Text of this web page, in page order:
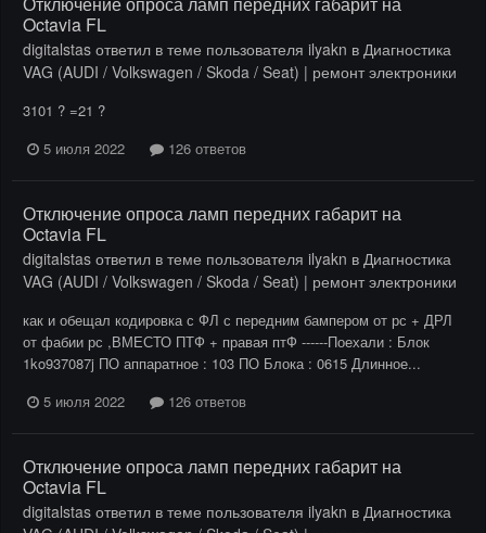
Octavia FL
digitalstas ответил в теме пользователя ilyakn в Диагностика
VAG (AUDI / Volkswagen / Skoda / Seat) | ремонт электроники
3101 ? =21 ?
5 июля 2022
126 ответов
Отключение опроса ламп передних габарит на
Octavia FL
digitalstas ответил в теме пользователя ilyakn в Диагностика
VAG (AUDI / Volkswagen / Skoda / Seat) | ремонт электроники
как и обещал кодировка с ФЛ с передним бампером от рс + ДРЛ
от фабии рс ,ВМЕСТО ПТФ + правая птФ ------Поехали : Блок
1ko937087j ПО аппаратное : 103 ПО Блока : 0615 Длинное...
5 июля 2022
126 ответов
Отключение опроса ламп передних габарит на
Octavia FL
digitalstas ответил в теме пользователя ilyakn в Диагностика